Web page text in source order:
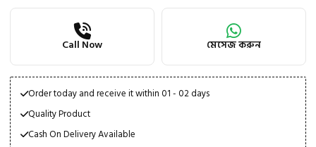
quantity
Call Now মেসেজ করুন
Order today and receive it within 01 - 02 days
Quality Product
Cash On Delivery Available